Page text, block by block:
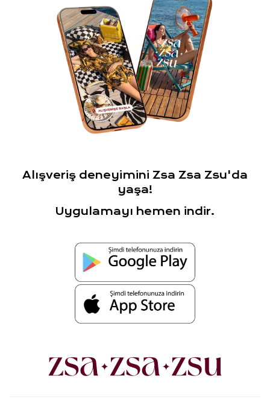
Alışveriş deneyimini Zsa Zsa Zsu'da
yaşa!
Uygulamayı hemen indir.